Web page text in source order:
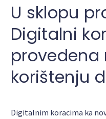
U sklopu
Digitalni
korištenju
Digitalnim koracima ka